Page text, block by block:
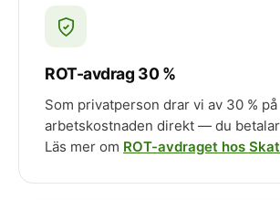
ROT-avdrag 30 %
Som privatperson drar vi av 30 % på
arbetskostnaden direkt — du
Läs mer om ROT-avdraget hos